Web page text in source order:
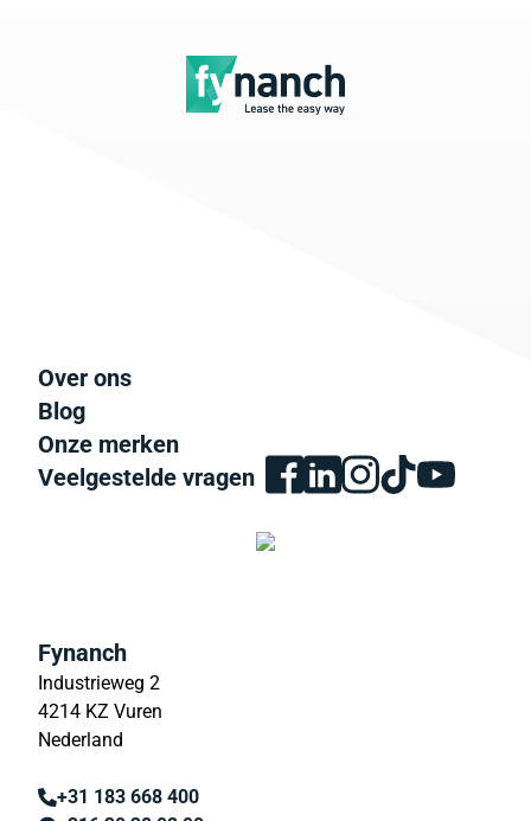
Over ons
Blog
Onze merken
Veelgestelde vragen
Fynanch
Industrieweg 2
4214 KZ Vuren
Nederland
+31 183 668 400